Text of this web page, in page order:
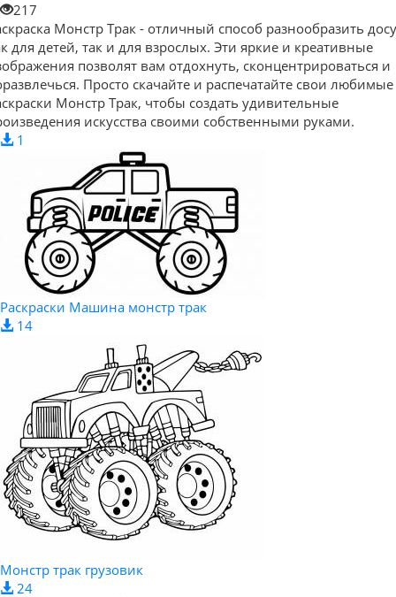
217
Монстр Трак - отличный способ разнообразить
для детей, так и для взрослых. Эти яркие и креативные
позволят вам отдохнуть, сконцентрироваться и
Просто скачайте и распечатайте свои любимые
Монстр Трак, чтобы создать удивительные
искусства своими собственными руками.
1
Раскраски Машина монстр трак
14
Монстр трак грузовик
24